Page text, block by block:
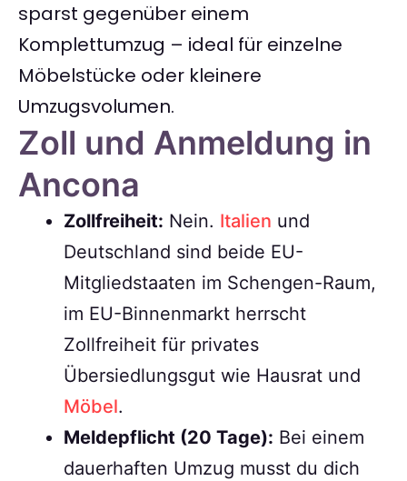
sparst gegenüber einem
Komplettumzug – ideal für einzelne
Möbelstücke oder kleinere
Umzugsvolumen.
Zoll und Anmeldung in
Ancona
Zollfreiheit: Nein. Italien und
Deutschland sind beide EU-
Mitgliedstaaten im Schengen-Raum,
im EU-Binnenmarkt herrscht
Zollfreiheit für privates
Übersiedlungsgut wie Hausrat und
Möbel.
Meldepflicht (20 Tage): Bei einem
dauerhaften Umzug musst du dich